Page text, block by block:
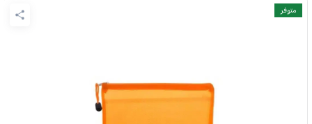
متوفر